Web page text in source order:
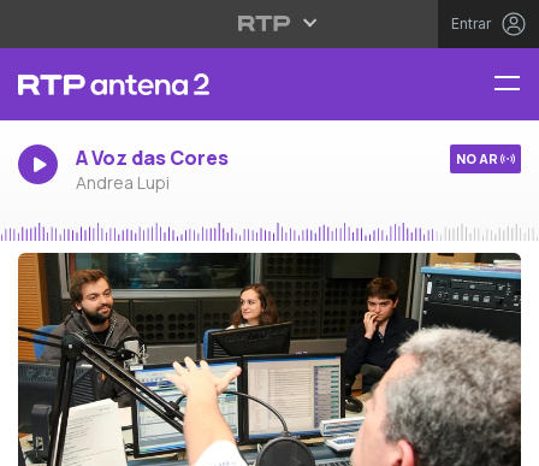
Entrar
A Voz das Cores
Andrea Lupi
NO AR